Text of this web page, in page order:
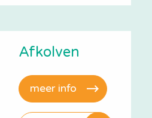
Afkolven
meer info